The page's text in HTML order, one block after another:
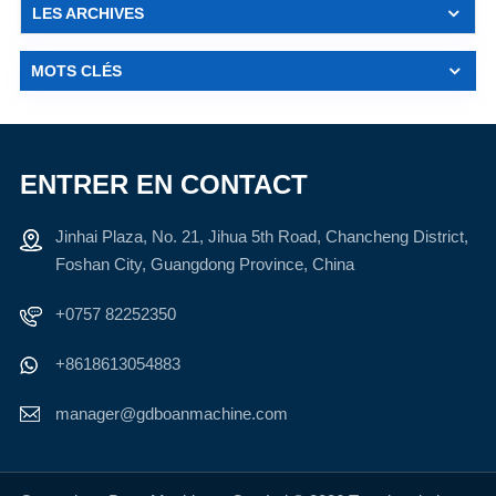
LES ARCHIVES
MOTS CLÉS
ENTRER EN CONTACT
Jinhai Plaza, No. 21, Jihua 5th Road, Chancheng District,
Foshan City, Guangdong Province, China
+0757 82252350
+8618613054883
manager@gdboanmachine.com